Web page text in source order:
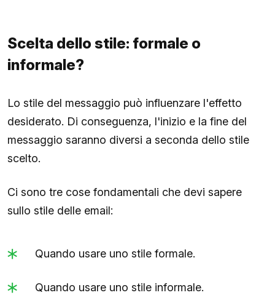
Scelta dello stile: formale o
informale?
Lo stile del messaggio può influenzare l'effetto
desiderato. Di conseguenza, l'inizio e la fine del
messaggio saranno diversi a seconda dello stile
scelto.
Ci sono tre cose fondamentali che devi sapere
sullo stile delle email:
Quando usare uno stile formale.
Quando usare uno stile informale.